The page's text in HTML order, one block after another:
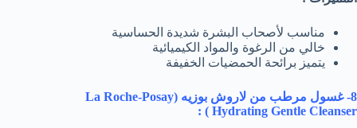
مناسب لأصحاب البشرة شديدة الحساسية
خالي من الرغوة والمواد الكيميائية
يتميز برائحة الحمضيات الخفيفة
8- غسول مرطب من لاروش بوزيه (
La Roche-Posay
Hydrating Gentle Cleanser
) :